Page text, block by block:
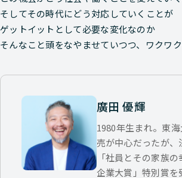
そしてその時代にどう対応していくことが
ゲットイットとして必要な変化なのか
そんなこと頭をなやませていつつ、ワクワク
廣田 優輝
1980年生まれ。東
売が中心だったが、
「社員とその家族
企業大賞」特別賞を